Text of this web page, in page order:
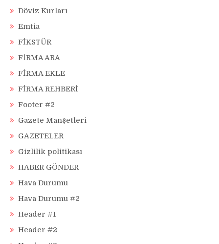
Döviz Kurları
Emtia
FİKSTÜR
FİRMA ARA
FİRMA EKLE
FİRMA REHBERİ
Footer #2
Gazete Manşetleri
GAZETELER
Gizlilik politikası
HABER GÖNDER
Hava Durumu
Hava Durumu #2
Header #1
Header #2